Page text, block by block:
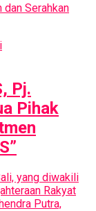
dan Serahkan
Pj.
Pihak
yang diwakili
Rakyat
Putra,